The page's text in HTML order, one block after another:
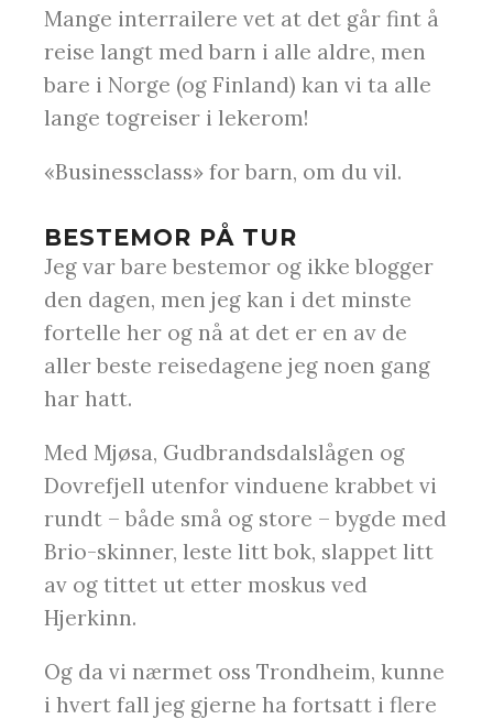
Mange interrailere vet at det går fint å
reise langt med barn i alle aldre, men
bare i Norge (og Finland) kan vi ta alle
lange togreiser i lekerom!
«Businessclass» for barn, om du vil.
BESTEMOR PÅ TUR
Jeg var bare bestemor og ikke blogger
den dagen, men jeg kan i det minste
fortelle her og nå at det er en av de
aller beste reisedagene jeg noen gang
har hatt.
Med Mjøsa, Gudbrandsdalslågen og
Dovrefjell utenfor vinduene krabbet vi
rundt – både små og store – bygde med
Brio-skinner, leste litt bok, slappet litt
av og tittet ut etter moskus ved
Hjerkinn.
Og da vi nærmet oss Trondheim, kunne
i hvert fall jeg gjerne ha fortsatt i flere